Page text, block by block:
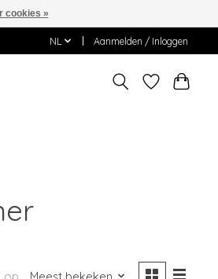
NL Aanmelden / Inloggen
cookies »